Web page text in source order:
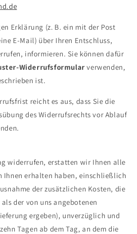
Erklärung (z. B. ein mit der Post
E-Mail) über Ihren Entschluss,
informieren. Sie können dafür
Widerrufsformular verwenden,
ist.
reicht es aus, dass Sie die
des Widerrufsrechts vor Ablauf
widerrufen, erstatten wir Ihnen alle
Ihnen erhalten haben, einschließlich
der zusätzlichen Kosten, die
der von uns angebotenen
ergeben), unverzüglich und
Tagen ab dem Tag, an dem die